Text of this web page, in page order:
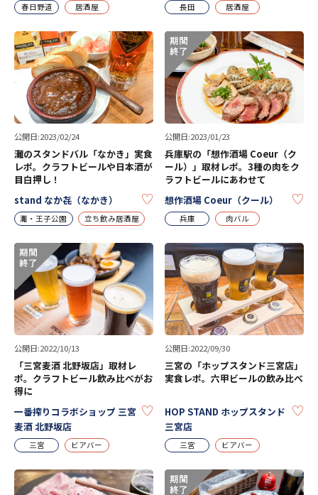
春日野道 居酒屋 長田 居酒屋
公開日:2023/02/24
灘のスタンドバル「なかき」実食
レポ。クラフトビールや日本酒が
目白押し！
stand なか㐂（なかき）
KEEP
灘・王子公園 立ち飲み居酒屋
公開日:2023/01/23
兵庫駅の「想作酒場 Coeur（ク
ール）」取材レポ。3種の肉をク
ラフトビールにあわせて
想作酒場 Coeur（クール）
兵庫 肉バル
公開日:2022/10/13
「三宮麦酒 北野坂店」取材レ
ポ。クラフトビール飲み比べがお
得に
一番搾りコラボショップ 三宮
麦酒 北野坂店
KEEP
三宮 ビアバー
公開日:2022/09/30
三宮の「ホップスタンド三宮店」
実食レポ。六甲ビールの飲み比べ
HOP STAND ホップスタンド
三宮店
三宮 ビアバー